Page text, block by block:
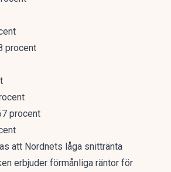
procent
procent
att Nordnets låga snittränta
erbjuder förmånliga räntor för